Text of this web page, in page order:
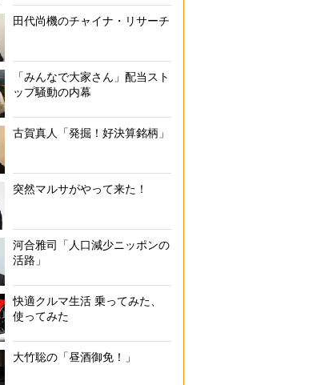
青森県・JR弘前駅・新青森駅「青森小川原湖牛 焼きしゃぶ
田代尚機のチャイナ・リサーチ
「みんなで大家さん」配当スト
ップ騒動の内幕
古賀真人「発掘！好決算銘柄」
突然マルサがやって来た！
河合雅司「人口減少ニッポンの
活路」
快適クルマ生活 乗ってみた、
使ってみた
大竹聡の「昼酒御免！」